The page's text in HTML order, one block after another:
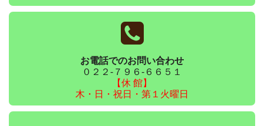
お電話でのお問い合わせ
０２２-７９６-６６５１
【休 館】
木・日・祝日・第１火曜日